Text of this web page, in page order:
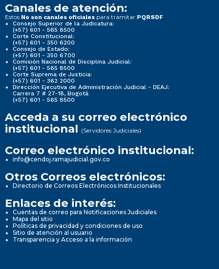
Canales de atención:
Estos No son canales oficiales para tramitar PQRSDF
Consejo Superior de la Judicatura:
(+57) 601 - 565 8500
Corte Constitucional:
(+57) 601 - 350 6200
Consejo de Estado:
(+57) 601 - 350 6700
Comisión Nacional de Disciplina Judicial:
(+57) 601 - 565 8500
Corte Suprema de Justicia:
(+57) 601 - 362 2000
Dirección Ejecutiva de Administración Judicial - DEAJ:
Carrera 7 # 27-18, Bogotá
(+57) 601 - 565 8500
Acceda a su correo electrónico
institucional (Servidores Judiciales)
Correo electrónico institucional:
info@cendoj.ramajudicial.gov.co
Otros Correos electrónicos:
Directorio de Correos Electrónicos Institucionales
Enlaces de interés:
Cuentas de correo para Notificaciones Judiciales
Mapa del sitio
Políticas de privacidad y condiciones de uso
Sitio de atención al usuario
Transparencia y Acceso a la información